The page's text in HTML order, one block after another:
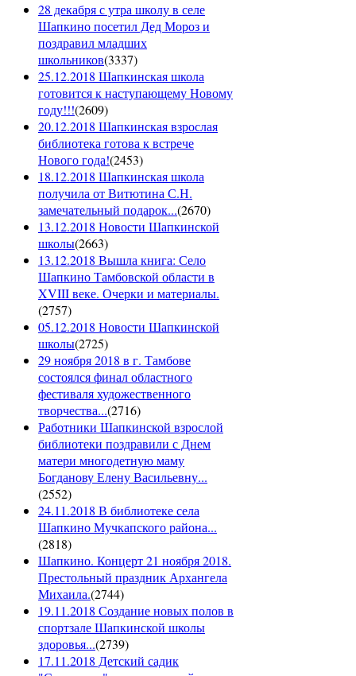
28 декабря с утра школу в селе
Шапкино посетил Дед Мороз и
поздравил младших
школьников(3337)
25.12.2018 Шапкинская школа
готовится к наступающему Новому
году!!!(2609)
20.12.2018 Шапкинская взрослая
библиотека готова к встрече
Нового года!(2453)
18.12.2018 Шапкинская школа
получила от Витютина С.Н.
замечательный подарок...(2670)
13.12.2018 Новости Шапкинской
школы(2663)
13.12.2018 Вышла книга: Село
Шапкино Тамбовской области в
XVIII веке. Очерки и материалы.
(2757)
05.12.2018 Новости Шапкинской
школы(2725)
29 ноября 2018 в г. Тамбове
состоялся финал областного
фестиваля художественного
творчества...(2716)
Работники Шапкинской взрослой
библиотеки поздравили с Днем
матери многодетную маму
Богданову Елену Васильевну...
(2552)
24.11.2018 В библиотеке села
Шапкино Мучкапского района...
(2818)
Шапкино. Концерт 21 ноября 2018.
Престольный праздник Архангела
Михаила.(2744)
19.11.2018 Создание новых полов в
спортзале Шапкинской школы
здоровья...(2739)
17.11.2018 Детский садик